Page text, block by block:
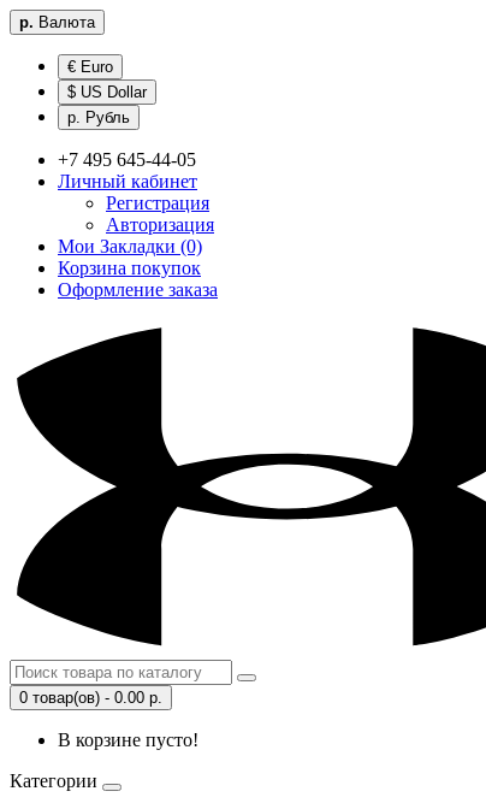
р. Валюта
€ Euro
$ US Dollar
р. Рубль
+7 495 645-44-05
Личный кабинет
Регистрация
Авторизация
Мои Закладки (0)
Корзина покупок
Оформление заказа
0 товар(ов) - 0.00 р.
В корзине пусто!
Категории